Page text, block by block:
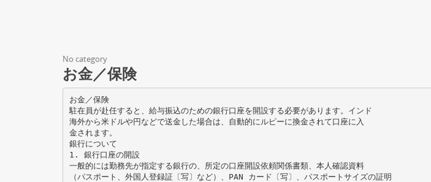
No category
お金／保険
お金／保険
駐在員が赴任すると、給与振込のための銀行口座を開設する必要があります。インド
海外から米ドルや円などで送金した場合は、自動的にルピーに換金されて口座に入
金されます。
銀行について
1. 銀行口座の開設
一般的には勤務先が指定する銀行の、所定の口座開設依頼関係書類、本人確認資料
（パスポート、外国人登録証〔写〕など）、PAN カード〔写〕、パスポートサイズの証明